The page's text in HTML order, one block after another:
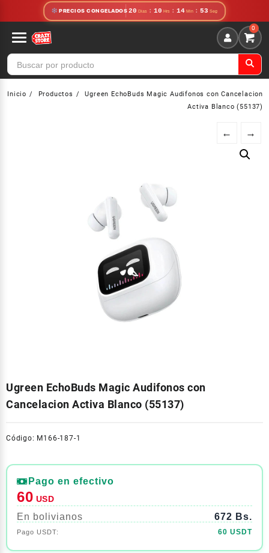
contenido
PRECIOS CONGELADOS 20 : 10 : 14 : 53
Inicio Productos
Ugreen EchoBuds Magic Audifonos con Cancelacion
Activa Blanco (55137)
← →
Ugreen EchoBuds Magic Audifonos con
Cancelacion Activa Blanco (55137)
Código: M166-187-1
Pago en efectivo
60 USD
En bolivianos 672 Bs.
60 USDT